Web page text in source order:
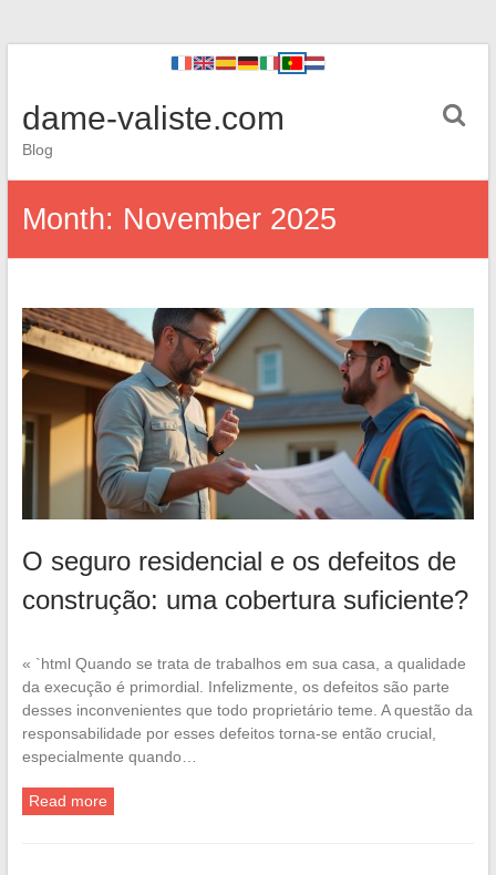
dame-valiste.com
Blog
Month: November 2025
O seguro residencial e os defeitos de
construção: uma cobertura suficiente?
« `html Quando se trata de trabalhos em sua casa, a qualidade
da execução é primordial. Infelizmente, os defeitos são parte
desses inconvenientes que todo proprietário teme. A questão da
responsabilidade por esses defeitos torna-se então crucial,
especialmente quando…
Read more